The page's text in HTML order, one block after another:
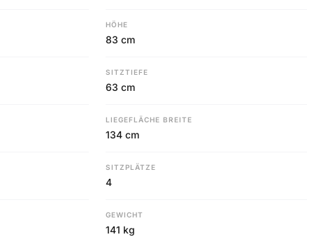
HÖHE
83 cm
SITZTIEFE
63 cm
LIEGEFLÄCHE BREITE
134 cm
SITZPLÄTZE
4
GEWICHT
141 kg